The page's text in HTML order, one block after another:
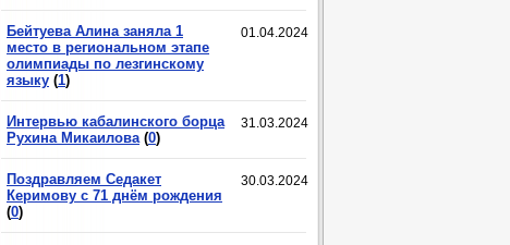
01.04.2024
Бейтуева Алина заняла 1
место в региональном этапе
олимпиады по лезгинскому
языку (1)
31.03.2024
Интервью кабалинского борца
Рухина Микаилова (0)
30.03.2024
Поздравляем Седакет
Керимову с 71 днём рождения
(0)